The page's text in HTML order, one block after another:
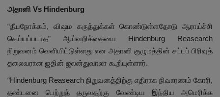
அதானி Vs Hindenburg
“தீயநோக்கம், விஷம கருத்துக்கள் கொண்டுள்ளதோடு ஆராய்ச்சி
செய்யப்படாத” ஆய்வறிக்கையை Hindenburg Reasearch
நிறுவனம் வெளியிட்டுள்ளது என அதானி குழுமத்தின் சட்டப் பிரிவுத்
தலைவரான ஜதின் ஜலன்துவாலா கூறியுள்ளார்.
“Hindenburg Reasearch நிறுவனத்திற்கு எதிராக நிவாரணம் கோரி,
தண்டனை பெற்றுத் தருவதற்கு வேண்டிய இந்திய அமெரிக்க